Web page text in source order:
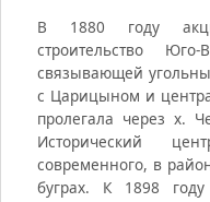
В 1880 году
строительство
связывающей
с Царицыном и
пролегала через х.
Исторический
современного, в
буграх. К 1898